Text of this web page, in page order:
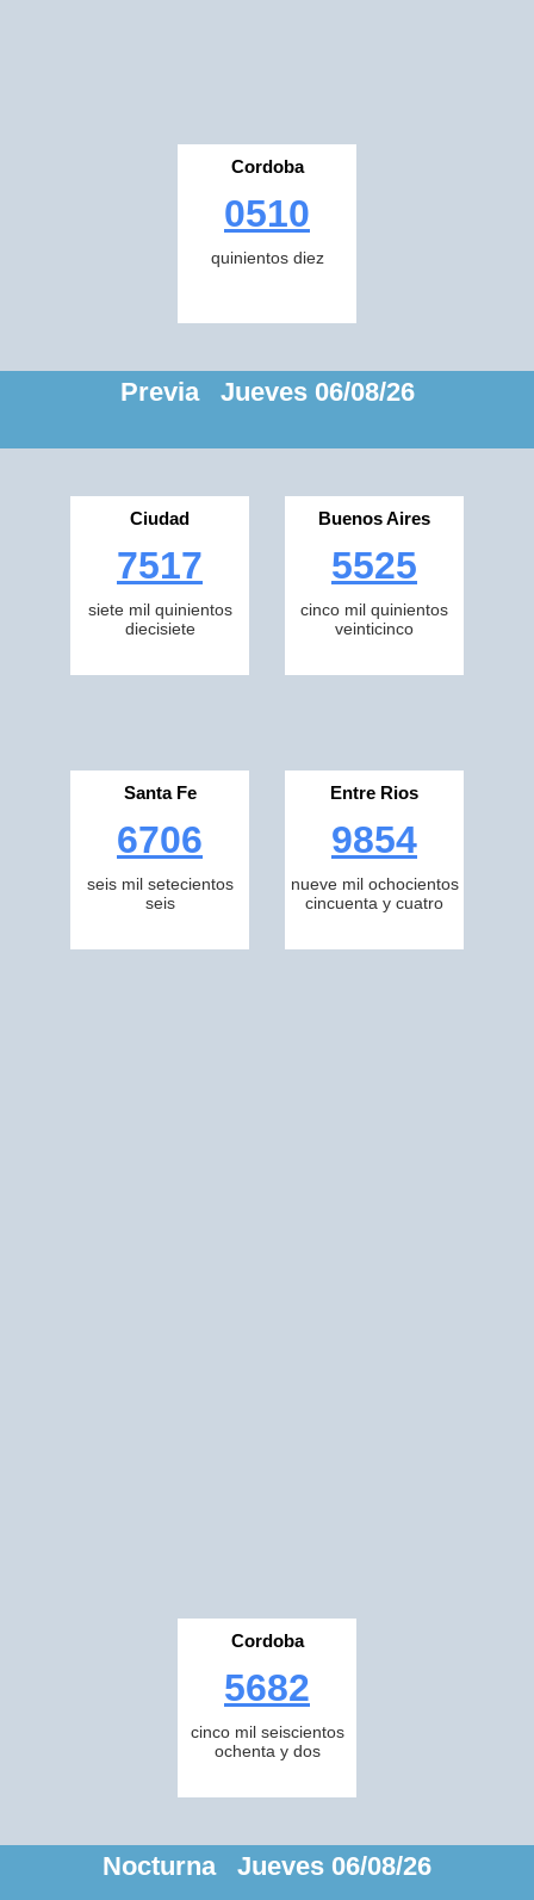
Cordoba
0510
quinientos diez
Previa Jueves 06/08/26
Ciudad
7517
siete mil quinientos
diecisiete
Buenos Aires
5525
cinco mil quinientos
veinticinco
Santa Fe
6706
seis mil setecientos
seis
Entre Rios
9854
nueve mil ochocientos
cincuenta y cuatro
Cordoba
5682
cinco mil seiscientos
ochenta y dos
Nocturna Jueves 06/08/26